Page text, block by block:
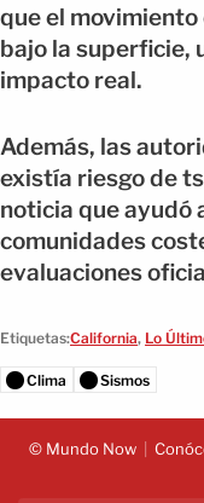
que el
bajo la superficie,
impacto real.
Además, las
existía riesgo de
noticia que ayudó
comunidades
evaluaciones
Etiquetas:California, Lo
Clima Sismos
© Mundo Now